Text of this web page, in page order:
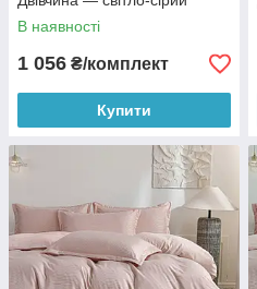
В наявності
1 056 ₴/комплект
Купити